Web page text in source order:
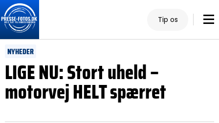
Tip os
NYHEDER
LIGE NU: Stort uheld –
motorvej HELT spærret